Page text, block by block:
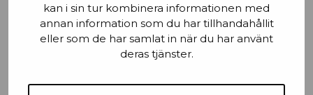
kan i sin tur kombinera informationen med
annan information som du har tillhandahållit
eller som de har samlat in när du har använt
deras tjänster.